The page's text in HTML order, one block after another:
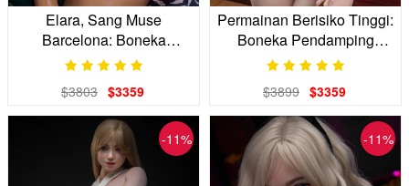
Elara, Sang Muse
Barcelona: Boneka
Realistis dengan Tatapan
$3803 $3359
Permainan Berisiko Tinggi:
Boneka Pendamping
Silikon Penuh 170cm
$3899 $3359
-11% -11%